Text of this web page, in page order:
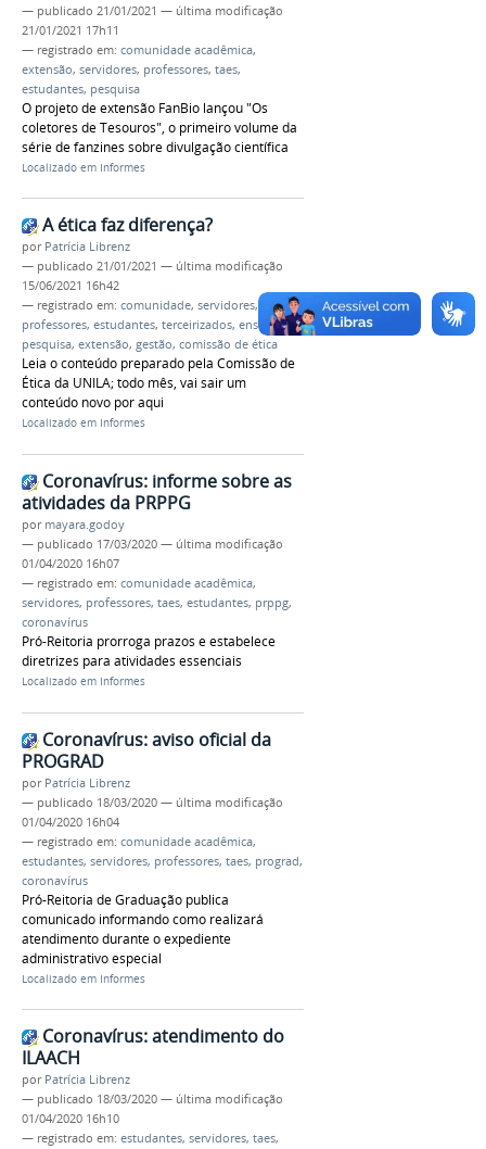
— publicado 21/01/2021 — última modificação
21/01/2021 17h11
— registrado em: comunidade acadêmica,
extensão, servidores, professores, taes,
estudantes, pesquisa
O projeto de extensão FanBio lançou "Os
coletores de Tesouros", o primeiro volume da
série de fanzines sobre divulgação científica
Localizado em Informes
A ética faz diferença?
por Patrícia Librenz
— publicado 21/01/2021 — última modificação
15/06/2021 16h42
— registrado em: comunidade, servidores, taes
professores, estudantes, terceirizados, ensino,
pesquisa, extensão, gestão, comissão de ética
Leia o conteúdo preparado pela Comissão de
Ética da UNILA; todo mês, vai sair um
conteúdo novo por aqui
Localizado em Informes
Coronavírus: informe sobre as
atividades da PRPPG
por mayara.godoy
— publicado 17/03/2020 — última modificação
01/04/2020 16h07
— registrado em: comunidade acadêmica,
servidores, professores, taes, estudantes, prppg,
coronavírus
Pró-Reitoria prorroga prazos e estabelece
diretrizes para atividades essenciais
Localizado em Informes
Coronavírus: aviso oficial da
PROGRAD
por Patrícia Librenz
— publicado 18/03/2020 — última modificação
01/04/2020 16h04
— registrado em: comunidade acadêmica,
estudantes, servidores, professores, taes, prograd,
coronavírus
Pró-Reitoria de Graduação publica
comunicado informando como realizará
atendimento durante o expediente
administrativo especial
Localizado em Informes
Coronavírus: atendimento do
ILAACH
por Patrícia Librenz
— publicado 18/03/2020 — última modificação
01/04/2020 16h10
— registrado em: estudantes, servidores, taes,